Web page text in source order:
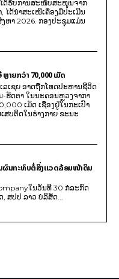
ໄດ້ຮັບການສະໜັບສະໜູນຈາກ
ໄດ້ນຳສະເໜີເຄື່ອງມືປະເມີນ
ງຫາ 2026. ກອງປະຊຸມແມ່ນ
າຍກວ່າ 70,000 ເມັດ
ລເຊຍ ອາດຖືກໂທດປະຫານຊີວິດ
ຮັດຕາ ໃນນະຄອນຫຼວງຈາກາ
ເມັດ ເຊື່ອງຢູ່ໃນກະເປົາ
ສບຕິດໃນຮ່າງກາຍ ຂະນະ
ຜົນກະທົບຕໍ່ສິ່ງແວດລ້ອມໜ້າດິນ
ໃນວັນທີ 30 ກໍລະກົດ
ສປປ ລາວ ບໍລິສັດ...